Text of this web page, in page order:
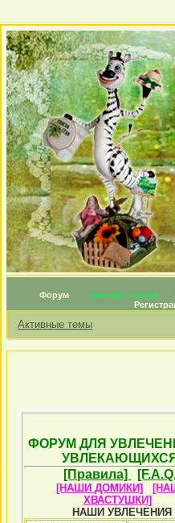
Форум Личные топики
Активные темы
ФОРУМ ДЛЯ
[Правила]
[НАШИ ДОМИКИ]
ХВАСТУШКИ]
НАШИ УВЛЕЧЕНИЯ